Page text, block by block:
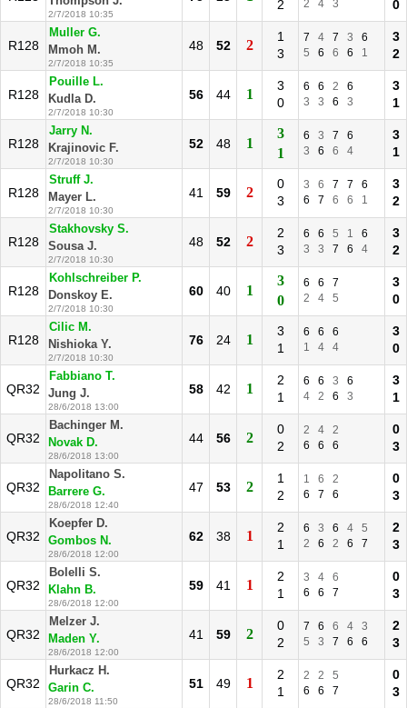
2/7/2018 10:35
2 2 4 3 0
R128
Muller G.
Mmoh M.
2/7/2018 10:35
48 52 2
1
3
7 4 7 3
6
5
6 6 6 1
3
2
R128
Pouille L.
Kudla D.
2/7/2018 10:30
56 44 1
3
0
6 6 2
6
3
3 6 3
3
1
R128
Jarry N.
Krajinovic F.
2/7/2018 10:30
52 48 1
3
1
6 3 7
6
3
6 6 4
3
1
R128
Struff J.
Mayer L.
2/7/2018 10:30
41 59 2
0
3
3 6 7 7
6
6
7 6 6 1
3
2
R128
Stakhovsky S.
Sousa J.
2/7/2018 10:30
48 52 2
2
3
6 6 5 1
6
3
3 7 6 4
3
2
R128
Kohlschreiber P.
Donskoy E.
2/7/2018 10:30
60 40 1
3
0
6 6
7
2
4 5
3
0
R128
Cilic M.
Nishioka Y.
2/7/2018 10:30
76 24 1
3
1
6 6
6
1
4 4
3
0
QR32
Fabbiano T.
Jung J.
28/6/2018 13:00
58 42 1
2
1
6 6 3
6
4
2 6 3
3
1
QR32
Bachinger M.
Novak D.
28/6/2018 13:00
44 56 2
0
2
2 4
2
6
6 6
0
3
QR32
Napolitano S.
Barrere G.
28/6/2018 12:40
47 53 2
1
2
1 6
2
6
7 6
0
3
QR32
Koepfer D.
Gombos N.
28/6/2018 12:00
62 38 1
2
1
6 3 6 4
5
2
6 2 6 7
2
3
QR32
Bolelli S.
Klahn B.
28/6/2018 12:00
59 41 1
2
1
3 4
6
6
6 7
0
3
QR32
Melzer J.
Maden Y.
28/6/2018 12:00
41 59 2
0
2
7 6 6 4
3
5
3 7 6 6
2
3
QR32
Hurkacz H.
Garin C.
28/6/2018 11:50
51 49 1
2
1
2 2
5
6
6 7
0
3